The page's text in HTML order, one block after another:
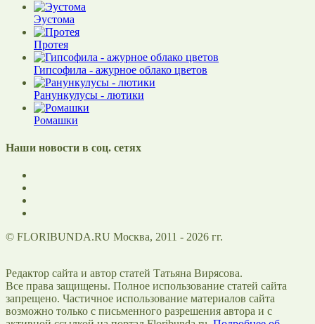
Эустома
Протея
Гипсофила - ажурное облако цветов
Ранункулусы - лютики
Ромашки
Наши новости в соц. сетях
© FLORIBUNDA.RU Москва, 2011 - 2026 гг.
Редактор сайта и автор статей Татьяна Вирясова.
Все права защищены. Полное использование статей сайта
запрещено. Частичное использование материалов сайта
возможно только с письменного разрешения автора и с